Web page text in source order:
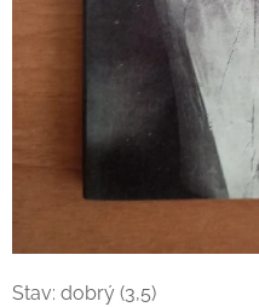
Stav: dobrý (3,5)